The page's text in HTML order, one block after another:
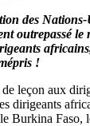
des
outrepassé
!
de leçon aux
dirigeants
Burkina